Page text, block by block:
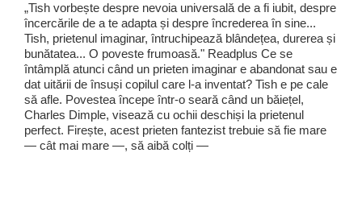
„Tish vorbește despre nevoia universală de a fi iubit, despre
încercările de a te adapta și despre încrederea în sine...
Tish, prietenul imaginar, întruchipează blândețea, durerea și
bunătatea... O poveste frumoasă." Readplus Ce se
întâmplă atunci când un prieten imaginar e abandonat sau e
dat uitării de însuși copilul care l-a inventat? Tish e pe cale
să afle. Povestea începe într-o seară când un băiețel,
Charles Dimple, visează cu ochii deschiși la prietenul
perfect. Firește, acest prieten fantezist trebuie să fie mare
— cât mai mare —, să aibă colți —